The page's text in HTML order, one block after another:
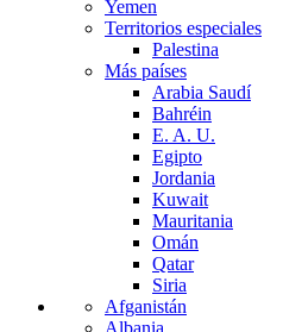
Yemen
Territorios especiales
Palestina
Más países
Arabia Saudí
Bahréin
E. A. U.
Egipto
Jordania
Kuwait
Mauritania
Omán
Qatar
Siria
Afganistán
Albania